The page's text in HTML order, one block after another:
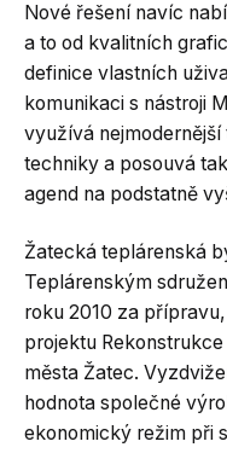
Nové řešení navíc
a to od kvalitních
definice vlastních
komunikaci s nástroji
využívá
techniky a posouvá
agend na podstatně
Žatecká teplárenská
Teplárenským
roku 2010 za
projektu
města Žatec.
hodnota společné
ekonomický režim při